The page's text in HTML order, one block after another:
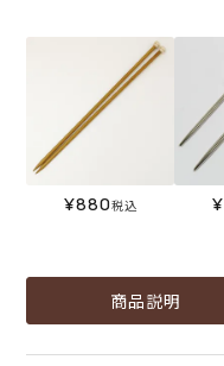
¥880税込 ¥
商品説明